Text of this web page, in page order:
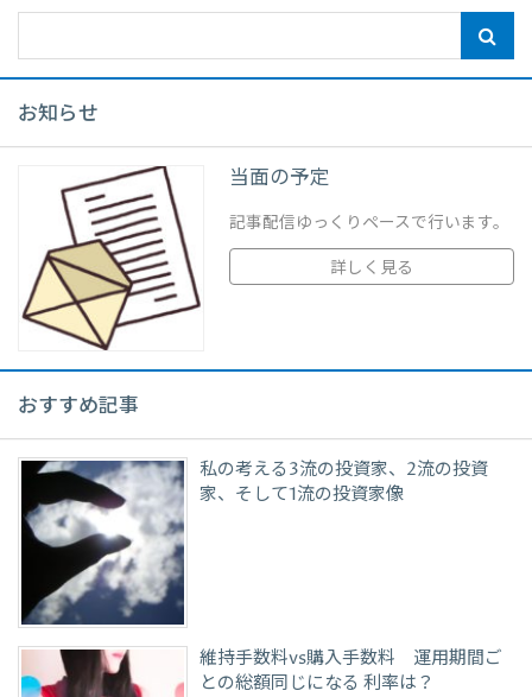
お知らせ
当面の予定
記事配信ゆっくりペースで行います。
詳しく見る
おすすめ記事
私の考える3流の投資家、2流の投資
家、そして1流の投資家像
維持手数料vs購入手数料 運用期間ご
との総額同じになる 利率は？